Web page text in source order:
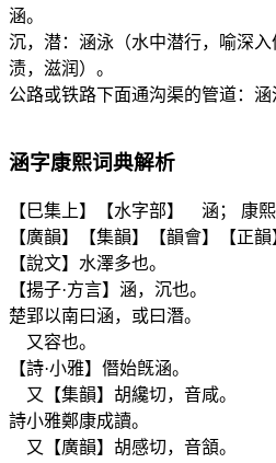
涵。
沉，潜：涵泳（水中潜行，喻深
渍，滋润）。
公路或铁路下面通沟渠的管道：涵
涵字康熙词典解析
【巳集上】【水字部】 涵； 康熙
【廣韻】【集韻】【韻會】【正韻
【說文】水澤多也。
【揚子·方言】涵，沉也。
楚郢以南曰涵，或曰潛。
又容也。
【詩·小雅】僭始旣涵。
又【集韻】胡纔切，音咸。
詩小雅鄭康成讀。
又【廣韻】胡感切，音頷。